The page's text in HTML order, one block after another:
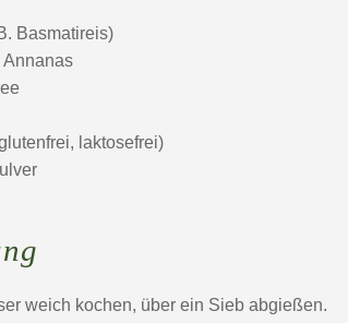
Basmatireis)
Annanas
laktosefrei)
weich kochen, über ein Sieb abgießen.